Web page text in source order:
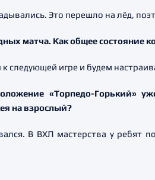
Это перешло на лёд,
матча. Как общее состояние
игре и будем
«Торпедо-Горький»
на взрослый?
В ВХЛ мастерства у ребят